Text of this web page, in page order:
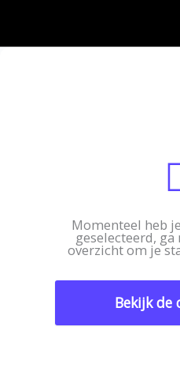
Momenteel heb
geselecteerd,
overzicht om je
Bekijk de